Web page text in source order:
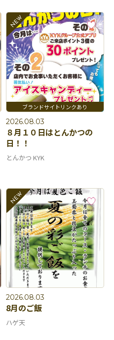
2026.08.03
８月１０日はとんかつの
日！！
とんかつ KYK
2026.08.03
8月のご飯
ハゲ天